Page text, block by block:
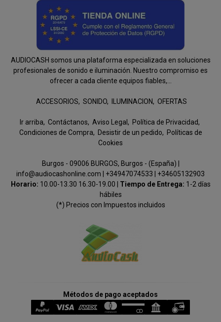
AUDIOCASH somos una plataforma especializada en soluciones
profesionales de sonido e iluminación. Nuestro compromiso es
ofrecer a cada cliente equipos fiables,...
ACCESORIOS SONIDO ILUMINACION OFERTAS
Ir arriba Contáctanos Aviso Legal
Política de Privacidad
Condiciones de Compra
Desistir de un pedido
Políticas de
Cookies
Burgos - 09006 BURGOS, Burgos - (España) |
info@audiocashonline.com | +34947074533
+34605132903
Horario: 10.00-13.30 16.30-19.00 | Tiempo de Entrega: 1-2 días
hábiles
(*) Precios con Impuestos incluidos
Métodos de pago aceptados